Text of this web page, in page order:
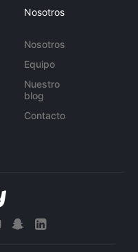
Nosotros
Nosotros
Equipo
Nuestro
blog
Contacto